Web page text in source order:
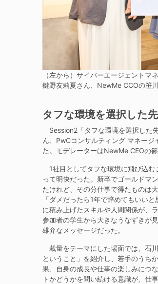
（左から）サイバーエージェント
鍵野友莉夏さん、NewMe CCOの笹
タフな環境を選択した
Session2「タフな環境を選択した
ん、PwCコンサルティング マネー
た。モデレーターはNewMe CEOの
1社目としてタフな環境に飛び込む
って明快だった。新卒でゴールドマ
たけれど、その分仕事で得たものは
「ダメだったら1年で辞めてもいい
に積み上げたスキルや人間関係が、
参加者の学生から大きなうなずきが
雄弁なメッセージだった。
裁量をテーマにした場面では、石
ということ」を紹介し、若手のうち
果、自身の成長や仕事の楽しみにつ
トかどうかを問い続ける意識が、仕